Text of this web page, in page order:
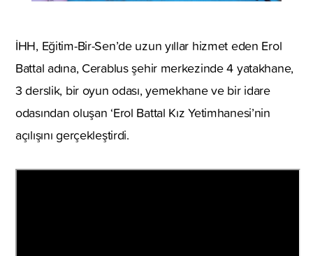
İHH, Eğitim-Bir-Sen’de uzun yıllar hizmet eden Erol
Battal adına, Cerablus şehir merkezinde 4 yatakhane,
3 derslik, bir oyun odası, yemekhane ve bir idare
odasından oluşan ‘Erol Battal Kız Yetimhanesi’nin
açılışını gerçekleştirdi.